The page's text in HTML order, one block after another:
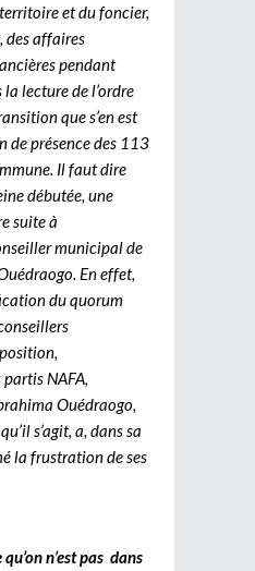
et du foncier,
des affaires
pendant
lecture de l’ordre
que s’en est
de présence des 113
Il faut dire
débutée, une
suite à
municipal de
En effet,
du quorum
NAFA,
Ouédraogo,
s’agit, a, dans sa
la frustration de ses
qu’on n’est pas dans